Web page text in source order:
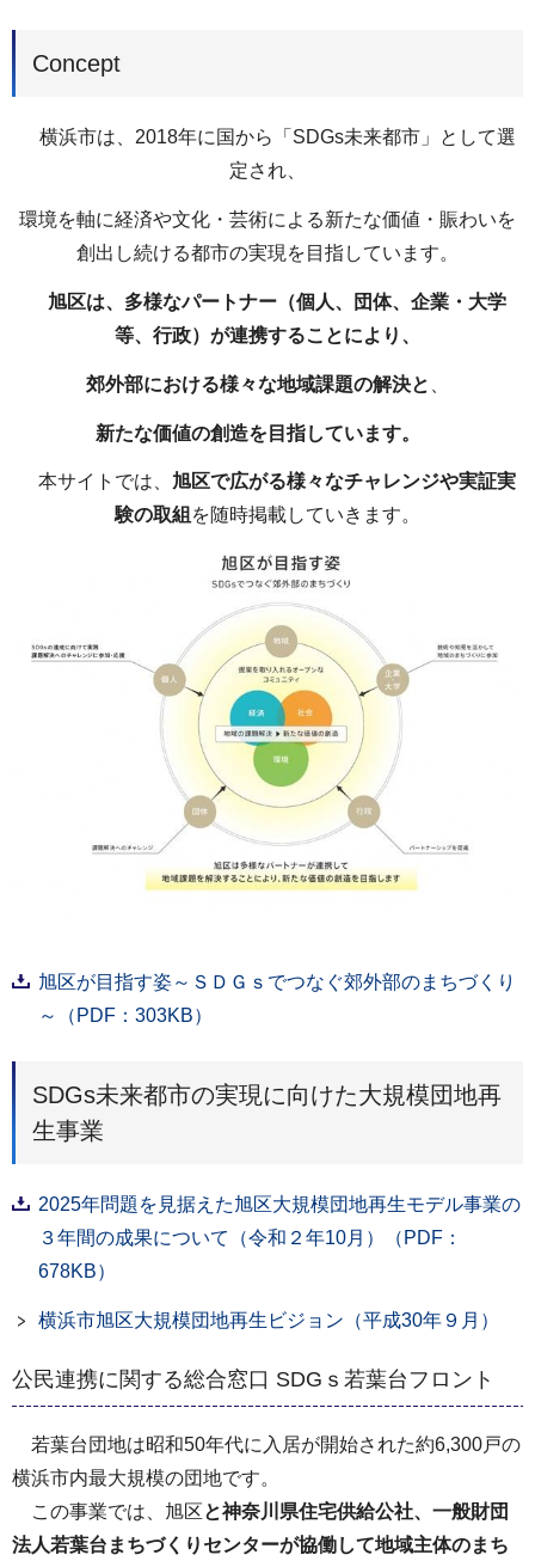
Concept
横浜市は、2018年に国から「SDGs未来都市」として選
定され、
環境を軸に経済や文化・芸術による新たな価値・賑わいを
創出し続ける都市の実現を目指しています。
旭区は、多様なパートナー（個人、団体、企業・大学
等、行政）が連携することにより、
郊外部における様々な地域課題の解決と
新たな価値の創造を目指しています。
本サイトでは、 旭区で広がる様々なチャレンジや実証実
験の取組 を随時掲載していきます。
旭区が目指す姿～ＳＤＧｓでつなぐ郊外部のまちづくり
～（PDF：303KB）
SDGs未来都市の実現に向けた大規模団地再
生事業
2025年問題を見据えた旭区大規模団地再生モデル事業の
３年間の成果について（令和２年10月）（PDF：
678KB）
横浜市旭区大規模団地再生ビジョン（平成30年９月）
公民連携に関する総合窓口 SDGｓ若葉台フロント
若葉台団地は昭和50年代に入居が開始された約6,300戸の
横浜市内最大規模の団地です。
この事業では、旭区と神奈川県住宅供給公社、一般財団
法人若葉台まちづくりセンターが協働して地域主体のまち